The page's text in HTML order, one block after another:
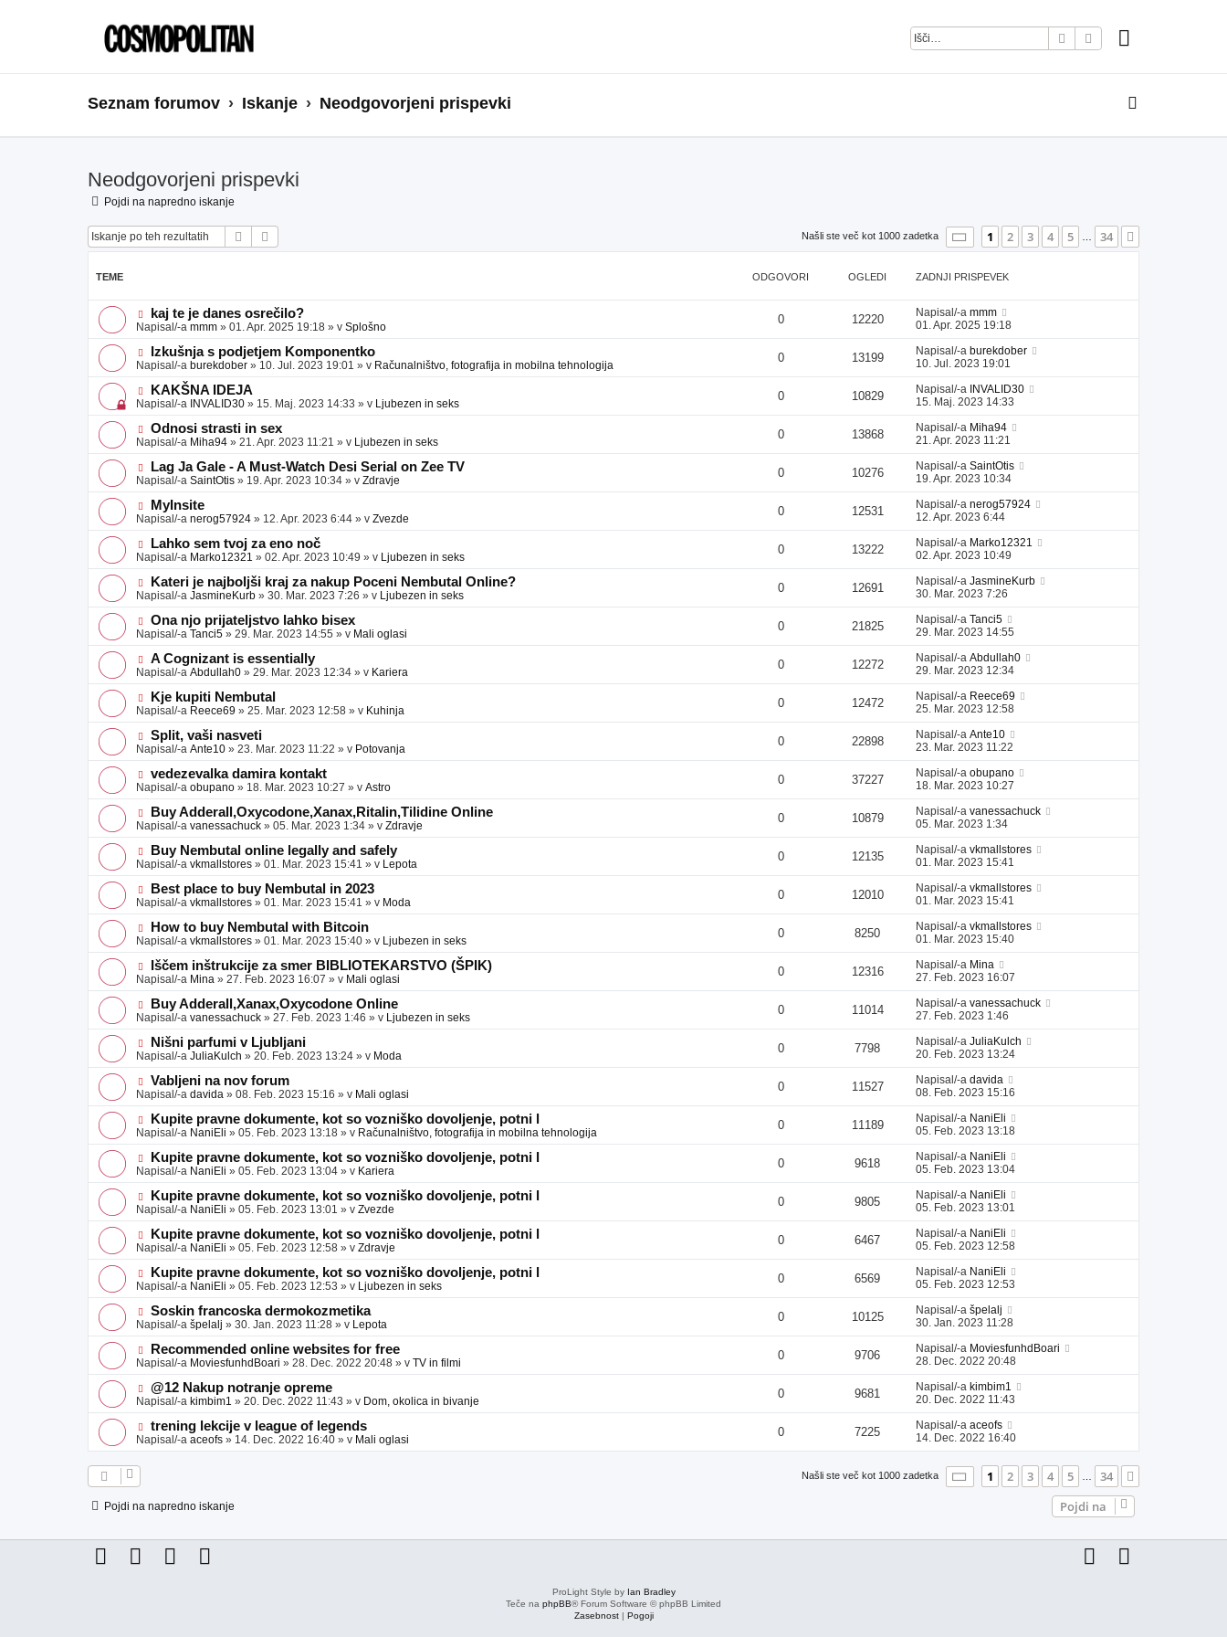
IskanjeNapredno iskanje
Seznam forumov Iskanje Neodgovorjeni prispevki
Neodgovorjeni prispevki
Pojdi na napredno iskanje
Iskanje Našli ste več kot 1000 zadetka Stran 1od34
1 2 3 4 5 34
TEME ODGOVORI OGLEDI ZADNJI PRISPEVEK
N
o
v
e
o
b
a
v
e
kaj te je danes osrečilo?
Napisal/-a mmm » 01. Apr. 2025 19:18 » v Splošno
0 12220 Napisal/-a mmm
01. Apr. 2025 19:18
N
o
v
e
o
b
a
v
e
Izkušnja s podjetjem Komponentko
Napisal/-a burekdober » 10. Jul. 2023 19:01 » v Računalništvo, fotografija in mobilna tehnologija
0 13199 Napisal/-a burekdober
10. Jul. 2023 19:01
N
o
v
e
o
b
a
v
e
KAKŠNA IDEJA
Napisal/-a INVALID30 » 15. Maj. 2023 14:33 » v Ljubezen in seks
0 10829 Napisal/-a INVALID30
15. Maj. 2023 14:33
N
o
v
e
o
b
a
v
e
Odnosi strasti in sex
Napisal/-a Miha94 » 21. Apr. 2023 11:21 » v Ljubezen in seks
0 13868 Napisal/-a Miha94
21. Apr. 2023 11:21
N
o
v
e
o
b
a
v
e
Lag Ja Gale - A Must-Watch Desi Serial on Zee TV
Napisal/-a SaintOtis » 19. Apr. 2023 10:34 » v Zdravje
0 10276 Napisal/-a SaintOtis
19. Apr. 2023 10:34
N
o
v
e
o
b
a
v
e
MyInsite
Napisal/-a nerog57924 » 12. Apr. 2023 6:44 » v Zvezde
0 12531 Napisal/-a nerog57924
12. Apr. 2023 6:44
N
o
v
e
o
b
a
v
e
Lahko sem tvoj za eno noč
Napisal/-a Marko12321 » 02. Apr. 2023 10:49 » v Ljubezen in seks
0 13222 Napisal/-a Marko12321
02. Apr. 2023 10:49
N
o
v
e
o
b
a
v
e
Kateri je najboljši kraj za nakup Poceni Nembutal Online?
Napisal/-a JasmineKurb » 30. Mar. 2023 7:26 » v Ljubezen in seks
0 12691 Napisal/-a JasmineKurb
30. Mar. 2023 7:26
N
o
v
e
o
b
a
v
e
Ona njo prijateljstvo lahko bisex
Napisal/-a Tanci5 » 29. Mar. 2023 14:55 » v Mali oglasi
0 21825 Napisal/-a Tanci5
29. Mar. 2023 14:55
N
o
v
e
o
b
a
v
e
A Cognizant is essentially
Napisal/-a Abdullah0 » 29. Mar. 2023 12:34 » v Kariera
0 12272 Napisal/-a Abdullah0
29. Mar. 2023 12:34
N
o
v
e
o
b
a
v
e
Kje kupiti Nembutal
Napisal/-a Reece69 » 25. Mar. 2023 12:58 » v Kuhinja
0 12472 Napisal/-a Reece69
25. Mar. 2023 12:58
N
o
v
e
o
b
a
v
e
Split, vaši nasveti
Napisal/-a Ante10 » 23. Mar. 2023 11:22 » v Potovanja
0 22898 Napisal/-a Ante10
23. Mar. 2023 11:22
N
o
v
e
o
b
a
v
e
vedezevalka damira kontakt
Napisal/-a obupano » 18. Mar. 2023 10:27 » v Astro
0 37227 Napisal/-a obupano
18. Mar. 2023 10:27
N
o
v
e
o
b
a
v
e
Buy Adderall,Oxycodone,Xanax,Ritalin,Tilidine Online
Napisal/-a vanessachuck » 05. Mar. 2023 1:34 » v Zdravje
0 10879 Napisal/-a vanessachuck
05. Mar. 2023 1:34
N
o
v
e
o
b
a
v
e
Buy Nembutal online legally and safely
Napisal/-a vkmallstores » 01. Mar. 2023 15:41 » v Lepota
0 12135 Napisal/-a vkmallstores
01. Mar. 2023 15:41
N
o
v
e
o
b
a
v
e
Best place to buy Nembutal in 2023
Napisal/-a vkmallstores » 01. Mar. 2023 15:41 » v Moda
0 12010 Napisal/-a vkmallstores
01. Mar. 2023 15:41
N
o
v
e
o
b
a
v
e
How to buy Nembutal with Bitcoin
Napisal/-a vkmallstores » 01. Mar. 2023 15:40 » v Ljubezen in seks
0 8250 Napisal/-a vkmallstores
01. Mar. 2023 15:40
N
o
v
e
o
b
a
v
e
Iščem inštrukcije za smer BIBLIOTEKARSTVO (ŠPIK)
Napisal/-a Mina » 27. Feb. 2023 16:07 » v Mali oglasi
0 12316 Napisal/-a Mina
27. Feb. 2023 16:07
N
o
v
e
o
b
a
v
e
Buy Adderall,Xanax,Oxycodone Online
Napisal/-a vanessachuck » 27. Feb. 2023 1:46 » v Ljubezen in seks
0 11014 Napisal/-a vanessachuck
27. Feb. 2023 1:46
N
o
v
e
o
b
a
v
e
Nišni parfumi v Ljubljani
Napisal/-a JuliaKulch » 20. Feb. 2023 13:24 » v Moda
0 7798 Napisal/-a JuliaKulch
20. Feb. 2023 13:24
N
o
v
e
o
b
a
v
e
Vabljeni na nov forum
Napisal/-a davida » 08. Feb. 2023 15:16 » v Mali oglasi
0 11527 Napisal/-a davida
08. Feb. 2023 15:16
N
o
v
e
o
b
a
v
e
Kupite pravne dokumente, kot so vozniško dovoljenje, potni l
Napisal/-a NaniEli » 05. Feb. 2023 13:18 » v Računalništvo, fotografija in mobilna tehnologija
0 11189 Napisal/-a NaniEli
05. Feb. 2023 13:18
N
o
v
e
o
b
a
v
e
Kupite pravne dokumente, kot so vozniško dovoljenje, potni l
Napisal/-a NaniEli » 05. Feb. 2023 13:04 » v Kariera
0 9618 Napisal/-a NaniEli
05. Feb. 2023 13:04
N
o
v
e
o
b
a
v
e
Kupite pravne dokumente, kot so vozniško dovoljenje, potni l
Napisal/-a NaniEli » 05. Feb. 2023 13:01 » v Zvezde
0 9805 Napisal/-a NaniEli
05. Feb. 2023 13:01
N
o
v
e
o
b
a
v
e
Kupite pravne dokumente, kot so vozniško dovoljenje, potni l
Napisal/-a NaniEli » 05. Feb. 2023 12:58 » v Zdravje
0 6467 Napisal/-a NaniEli
05. Feb. 2023 12:58
N
o
v
e
o
b
a
v
e
Kupite pravne dokumente, kot so vozniško dovoljenje, potni l
Napisal/-a NaniEli » 05. Feb. 2023 12:53 » v Ljubezen in seks
0 6569 Napisal/-a NaniEli
05. Feb. 2023 12:53
N
o
v
e
o
b
a
v
e
Soskin francoska dermokozmetika
Napisal/-a špelalj » 30. Jan. 2023 11:28 » v Lepota
0 10125 Napisal/-a špelalj
30. Jan. 2023 11:28
N
o
v
e
o
b
a
v
Recommended online websites for free
Napisal/-a MoviesfunhdBoari » 28. Dec. 2022 20:48 » v TV in filmi
0 9706 Napisal/-a MoviesfunhdBoari
28. Dec. 2022 20:48
N
o
v
e
o
b
e
@12 Nakup notranje opreme
Napisal/-a kimbim1 » 20. Dec. 2022 11:43 » v Dom, okolica in bivanje
0 9681 Napisal/-a kimbim1
20. Dec. 2022 11:43
N
o
v
j
a
e
trening lekcije v league of legends
Napisal/-a aceofs » 14. Dec. 2022 16:40 » v Mali oglasi
0 7225 Napisal/-a aceofs
14. Dec. 2022 16:40
Našli ste več kot 1000 zadetka Stran 1od34
1 2 3 4 5 34
Pojdi na napredno iskanje Pojdi na
ProLight Style by Ian Bradley
Teče na phpBB® Forum Software © phpBB Limited
Zasebnost| Pogoji